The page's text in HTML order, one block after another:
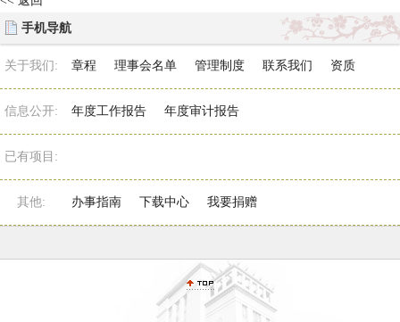
手机导航
关于我们: 章程 理事会名单 管理制度 联系我们 资质
信息公开: 年度工作报告 年度审计报告
已有项目:
其他: 办事指南 下载中心 我要捐赠